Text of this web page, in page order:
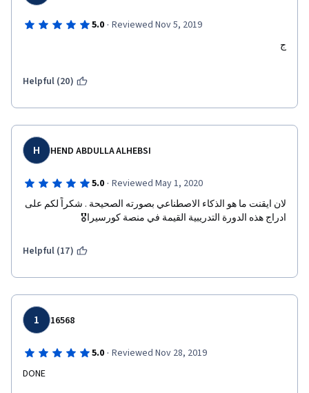
5.0 · Reviewed Nov 5, 2019
ج
Helpful (20)
H HEND ABDULLA ALHEBSI
5.0 · Reviewed May 1, 2020
ادراج هذه الدورة التدريبية القيمة في منصة كورسيرا🎖
Helpful (17)
1 16568
5.0 · Reviewed Nov 28, 2019
DONE